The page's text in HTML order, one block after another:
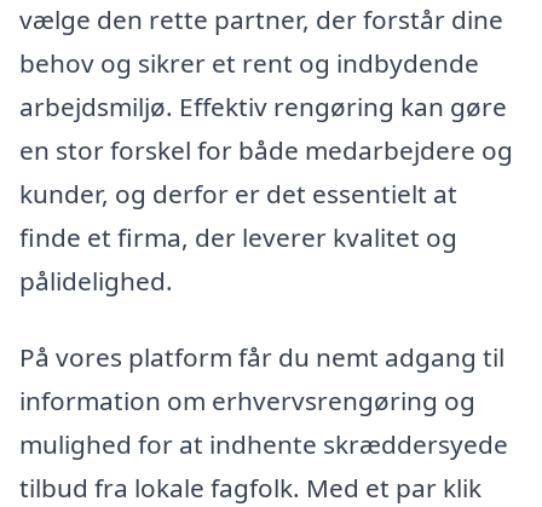
vælge den rette partner, der forstår dine
behov og sikrer et rent og indbydende
arbejdsmiljø. Effektiv rengøring kan gøre
en stor forskel for både medarbejdere og
kunder, og derfor er det essentielt at
finde et firma, der leverer kvalitet og
pålidelighed.
På vores platform får du nemt adgang til
information om erhvervsrengøring og
mulighed for at indhente skræddersyede
tilbud fra lokale fagfolk. Med et par klik